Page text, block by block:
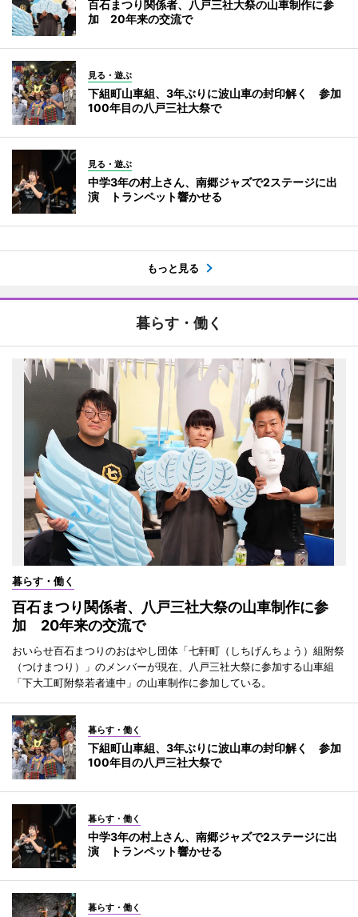
百石まつり関係者、八戸三社大祭の山車制作に参
加 20年来の交流で
見る・遊ぶ
下組町山車組、3年ぶりに波山車の封印解く 参加
100年目の八戸三社大祭で
見る・遊ぶ
中学3年の村上さん、南郷ジャズで2ステージに出
演 トランペット響かせる
もっと見る
暮らす・働く
暮らす・働く
百石まつり関係者、八戸三社大祭の山車制作に参
加 20年来の交流で
おいらせ百石まつりのおはやし団体「七軒町（しちげんちょう）組附祭
（つけまつり）」のメンバーが現在、八戸三社大祭に参加する山車組
「下大工町附祭若者連中」の山車制作に参加している。
暮らす・働く
下組町山車組、3年ぶりに波山車の封印解く 参加
100年目の八戸三社大祭で
暮らす・働く
中学3年の村上さん、南郷ジャズで2ステージに出
演 トランペット響かせる
暮らす・働く